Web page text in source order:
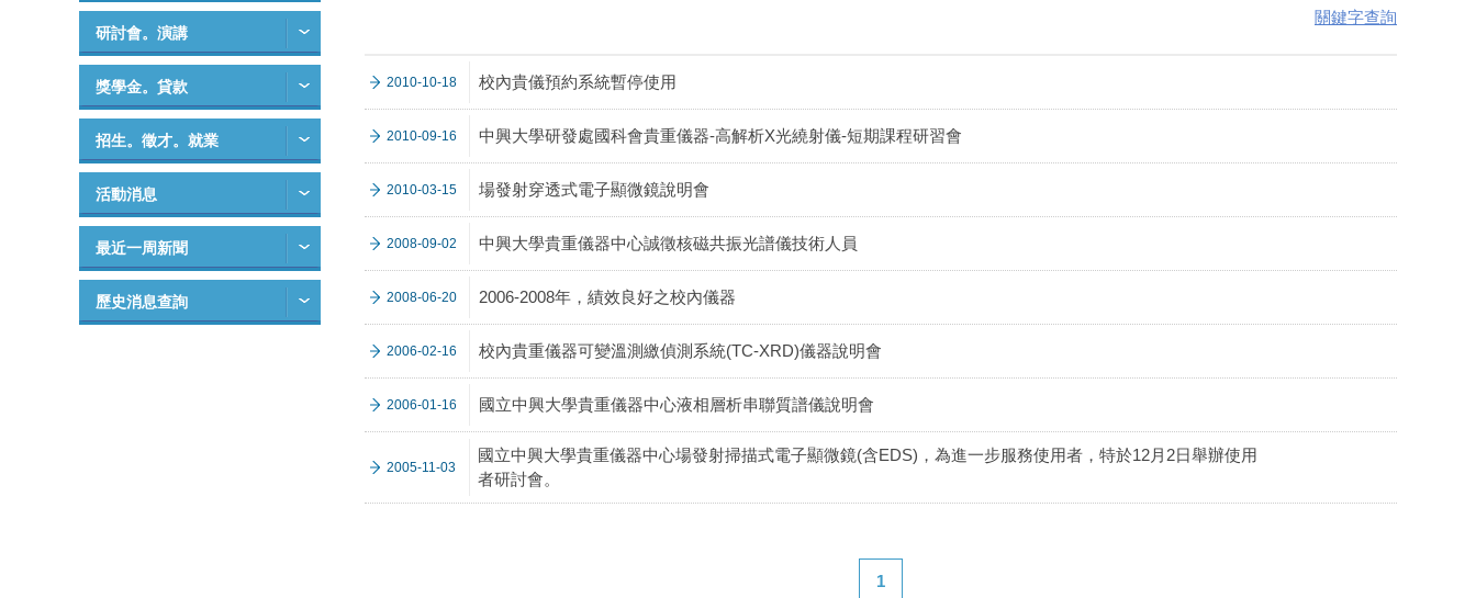
研討會。演講
獎學金。貸款
招生。徵才。就業
活動消息
最近一周新聞
歷史消息查詢
關鍵字查詢
2010-10-18 校內貴儀預約系統暫停使用
2010-09-16 中興大學研發處國科會貴重儀器-高解析X光繞射儀-短期課程研習會
2010-03-15 場發射穿透式電子顯微鏡說明會
2008-09-02 中興大學貴重儀器中心誠徵核磁共振光譜儀技術人員
2008-06-20 2006-2008年，績效良好之校內儀器
2006-02-16 校內貴重儀器可變溫測繳偵測系統(TC-XRD)儀器說明會
2006-01-16 國立中興大學貴重儀器中心液相層析串聯質譜儀說明會
2005-11-03
國立中興大學貴重儀器中心場發射掃描式電子顯微鏡(含EDS)，為進一步服務使用者，特於12月2日舉辦使用
者研討會。
1